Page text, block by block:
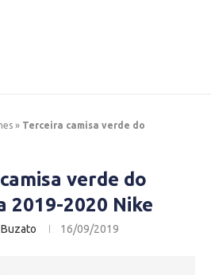
» Terceira camisa verde do
verde do
2019-2020 Nike
16/09/2019